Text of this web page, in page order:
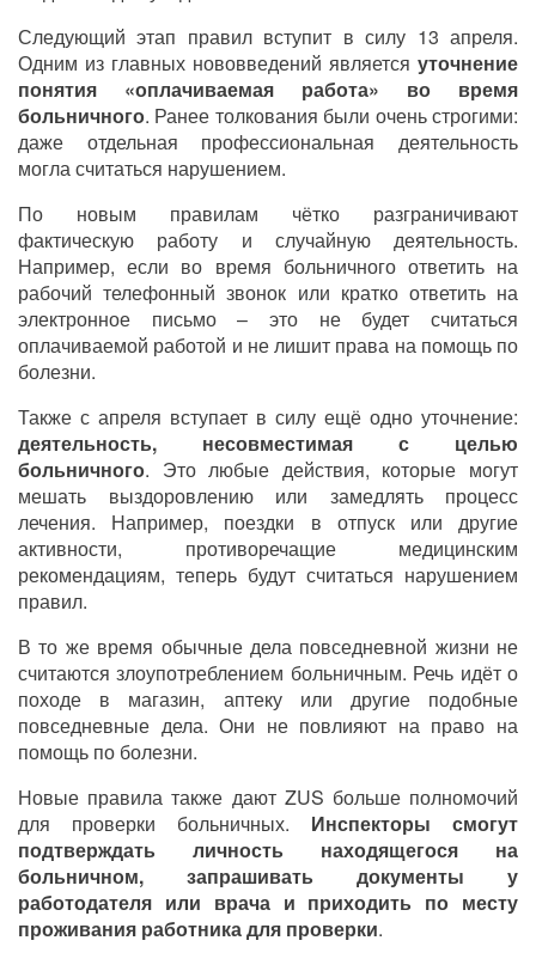
Следующий этап правил вступит в силу 13 апреля.
Одним из главных нововведений является уточнение
понятия «оплачиваемая работа» во время
больничного. Ранее толкования были очень строгими:
даже отдельная профессиональная деятельность
могла считаться нарушением.
По новым правилам чётко разграничивают
фактическую работу и случайную деятельность.
Например, если во время больничного ответить на
рабочий телефонный звонок или кратко ответить на
электронное письмо – это не будет считаться
оплачиваемой работой и не лишит права на помощь по
болезни.
Также с апреля вступает в силу ещё одно уточнение:
деятельность, несовместимая с целью
больничного. Это любые действия, которые могут
мешать выздоровлению или замедлять процесс
лечения. Например, поездки в отпуск или другие
активности, противоречащие медицинским
рекомендациям, теперь будут считаться нарушением
правил.
В то же время обычные дела повседневной жизни не
считаются злоупотреблением больничным. Речь идёт о
походе в магазин, аптеку или другие подобные
повседневные дела. Они не повлияют на право на
помощь по болезни.
Новые правила также дают ZUS больше полномочий
для проверки больничных. Инспекторы смогут
подтверждать личность находящегося на
больничном, запрашивать документы у
работодателя или врача и приходить по месту
проживания работника для проверки.